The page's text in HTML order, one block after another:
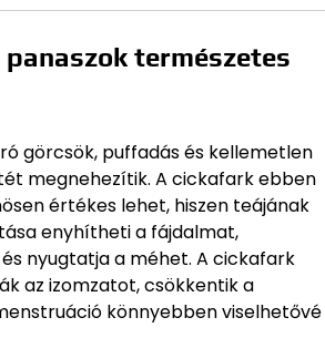
természetes
görcsök, puffadás és kellemetlen
megnehezítik. A cickafark ebben
értékes lehet, hiszen teájának
enyhítheti a fájdalmat,
nyugtatja a méhet. A cickafark
az izomzatot, csökkentik a
könnyebben viselhetővé